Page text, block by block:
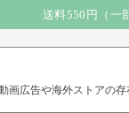
送料550円（一
広告や海外ストアの